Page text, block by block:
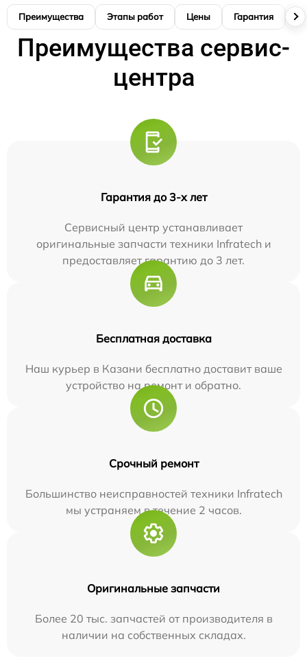
Преимущества Этапы работ Цены Гарантия
Преимущества сервис-
центра
Гарантия до 3-х лет
Сервисный центр устанавливает
оригинальные запчасти техники Infratech и
предоставляет гарантию до 3 лет.
Бесплатная доставка
Наш курьер в Казани бесплатно доставит ваше
устройство на ремонт и обратно.
Срочный ремонт
Большинство неисправностей техники Infratech
мы устраняем в течение 2 часов.
Оригинальные запчасти
Более 20 тыс. запчастей от производителя в
наличии на собственных складах.